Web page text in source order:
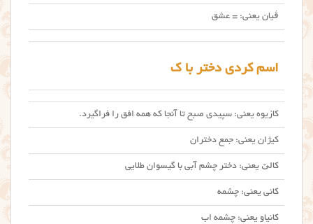
ڤیان یعنی: = عشق
اسم کردی دختر با ک
کازیوه یعنی: سپیدی صبح تا آنجا که همه افق را فراگیرد.
کیژان یعنی: جمع دختران
کالێ یعنی: دختر چشم آبی با گیسوان طلایی
کانی یعنی: چشمه
کانیاو یعنی: چشمه اب